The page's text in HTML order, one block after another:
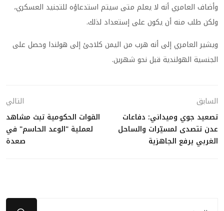
وأضاف العامري أنه لا يعلم متى سيتم استدعاؤه للتجنيد العسكري،
ولكن طلب منه أن يكون على إستعداد لذلك.
ويشير العامري إلى أنه هرب من اليمن كلاجئ إلى هولندا وحصل على
الجنسية الهولندية قبل نحو شهرين.
السابق
تصعيد جوي وميداني: دفاعات
عدن تتصدى لمسيّرات والساحل
الغربي يرفع الجاهزية
التالي
القوات الحكومية تبث مشاهد
لعملية "الوعد الحاسم" في
صعدة